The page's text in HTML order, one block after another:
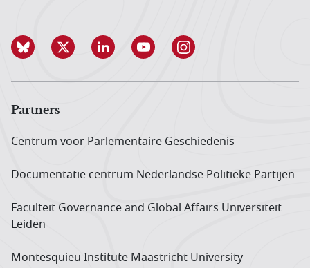
Partners
Centrum voor Parlementaire Geschiedenis
Documentatie centrum Neder­landse Politieke Partijen
Faculteit Governance and Global Affairs Universiteit
Leiden
Montesquieu Institute Maastricht University